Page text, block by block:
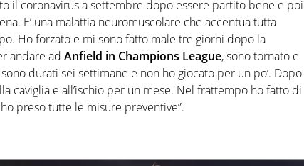
il coronavirus a settembre dopo essere partito bene e poi
E’ una malattia neuromuscolare che accentua tutta
Ho forzato e mi sono fatto male tre giorni dopo la
andare ad Anfield in Champions League, sono tornato e
durati sei settimane e non ho giocato per un po’. Dopo
caviglia e all’ischio per un mese. Nel frattempo ho fatto di
preso tutte le misure preventive”.